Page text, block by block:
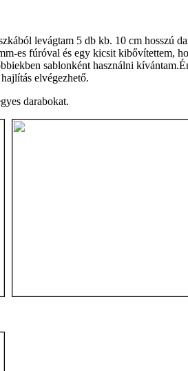
levágtam 5 db kb. 10 cm hosszú
es fúróval és egy kicsit kibővítettem,
sablonként használni
elvégezhető.
darabokat.